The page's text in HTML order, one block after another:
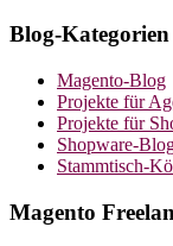
Blog-Kategorien
Magento-Blog
Projekte für
Projekte für
Shopware-
Stammtisch-
Magento